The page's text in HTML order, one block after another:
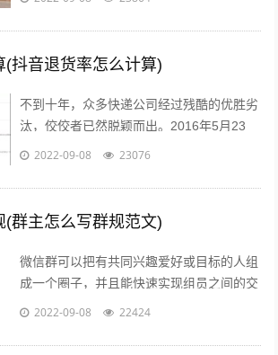
(抖音退货率怎么计算)
不到十年，众多快递公司经过残酷的优胜劣
汰，佼佼者已然脱颖而出。2016年5月23
日，鼎泰新材（002352.SZ)披露了“重大资
2022-09-08 23076
(群主怎么写群规范文)
微信群可以把有共同兴趣爱好或目标的人组
成一个圈子，并且能快速实现组员之间的交
流、互动，在共同分享的前提下很容易形成
2022-09-08 22424